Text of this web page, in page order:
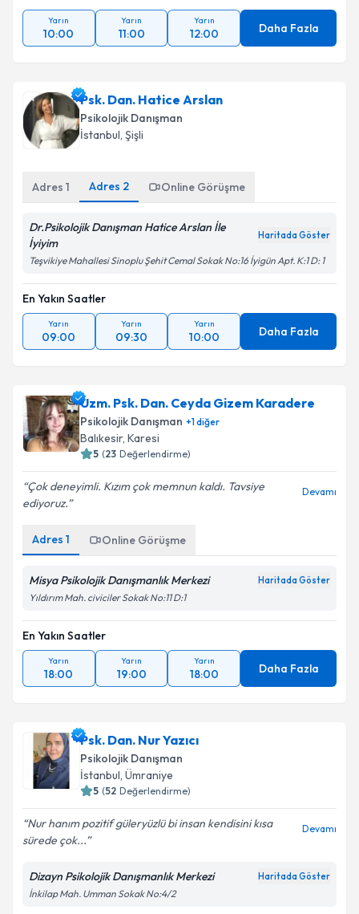
Yarın
10:00
Yarın
11:00
Yarın
12:00 Daha Fazla
Psk. Dan. Hatice Arslan
Psikolojik Danışman
İstanbul, Şişli
Adres 1 Adres 2 Online Görüşme
Dr.Psikolojik Danışman Hatice Arslan İle
İyiyim
Haritada Göster
Teşvikiye Mahallesi Sinoplu Şehit Cemal Sokak No:16 İyigün Apt. K:1 D: 1
En Yakın Saatler
Yarın
09:00
Yarın
09:30
Yarın
10:00 Daha Fazla
Uzm. Psk. Dan. Ceyda Gizem Karadere
Psikolojik Danışman +1diğer
Balıkesir, Karesi
5 (23 Değerlendirme)
Çok deneyimli. Kızım çok memnun kaldı. Tavsiye
ediyoruz.
Devamı
Adres 1 Online Görüşme
Misya Psikolojik Danışmanlık Merkezi Haritada Göster
Yıldırım Mah. civiciler Sokak No:11 D:1
En Yakın Saatler
Yarın
18:00
Yarın
19:00
Yarın
18:00 Daha Fazla
Psk. Dan. Nur Yazıcı
Psikolojik Danışman
İstanbul, Ümraniye
5 (52 Değerlendirme)
Nur hanım pozitif güleryüzlü bi insan kendisini kısa
sürede çok...
Devamı
Dizayn Psikolojik Danışmanlık Merkezi Haritada Göster
İnkilap Mah. Umman Sokak No:4/2